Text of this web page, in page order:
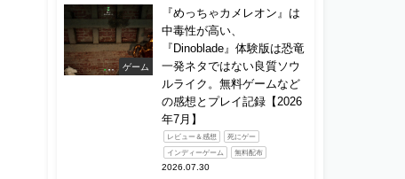
ゲーム
『めっちゃカメレオン』は
中毒性が高い、
『Dinoblade』体験版は恐竜
一発ネタではない良質ソウ
ルライク。無料ゲームなど
の感想とプレイ記録【2026
年7月】
レビュー＆感想 死にゲー
インディーゲーム 無料配布
2026.07.30